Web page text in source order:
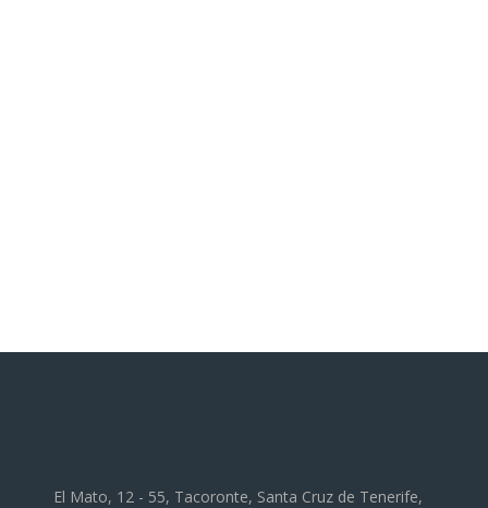
El Mato, 12 - 55, Tacoronte, Santa Cruz de Tenerife,